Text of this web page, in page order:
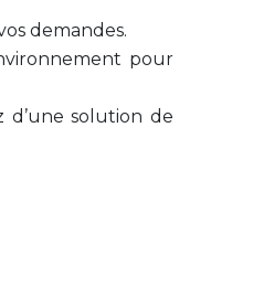
demandes.
pour
d’une solution de